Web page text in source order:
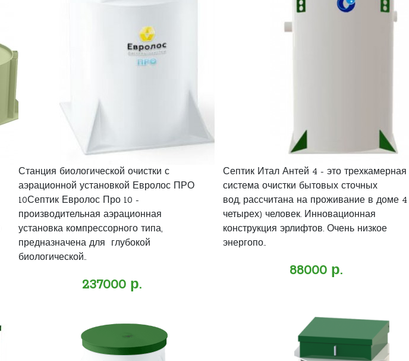
Станция биологической очистки с
аэрационной установкой Евролос ПРО
10Септик Евролос Про 10 -
производительная аэрационная
установка компрессорного типа,
предназначена для глубокой
биологической..
237000 р.
Септик Итал Антей 4 - это трехкамерная
система очистки бытовых сточных
вод, рассчитана на проживание в доме 4
четырех) человек. Инновационная
конструкция эрлифтов. Очень низкое
энергопо..
88000 р.